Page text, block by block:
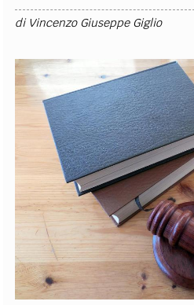
di Vincenzo Giuseppe Giglio